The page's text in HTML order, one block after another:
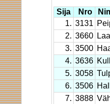
Sija Nro
1. 3131
2. 3660
3. 3500
4. 3636
5. 3058
6. 3506
7. 3888